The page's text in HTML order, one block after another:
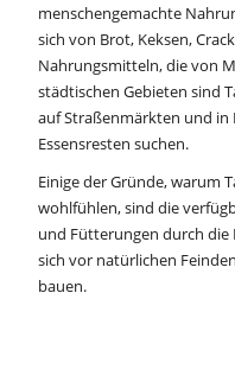
menschengemachte
sich von Brot, Keksen,
Nahrungsmitteln, die von
städtischen Gebieten sind
auf Straßenmärkten und in
Essensresten suchen.
Einige der Gründe, warum
wohlfühlen, sind die
und Fütterungen durch die
sich vor natürlichen
bauen.